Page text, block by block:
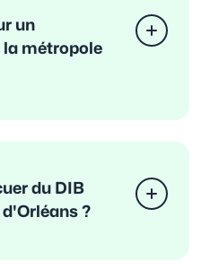
un
la métropole
du DIB
?